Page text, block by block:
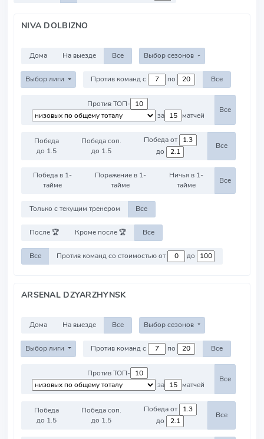
NIVA DOLBIZNO
Дома На выезде Все Выбор сезонов
Выбор лиги Против команд с по Все
Против ТОП-
за
матчей
Все
Победа
до 1.5
Победа соп.
до 1.5
Победа от
до
Все
Победа в 1-
тайме
Поражение в 1-
тайме
Ничья в 1-
тайме
Все
Только с текущим тренером Все
После 🏆 Кроме после 🏆 Все
Все Против команд со стоимостью от до
ARSENAL DZYARZHYNSK
Дома На выезде Все Выбор сезонов
Выбор лиги Против команд с по Все
Против ТОП-
за
матчей
Все
Победа
до 1.5
Победа соп.
до 1.5
Победа от
до
Все